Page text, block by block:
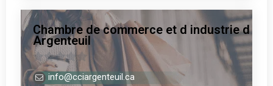
Chambre de commerce et d industrie d
Argenteuil
0
info@cciargenteuil.ca